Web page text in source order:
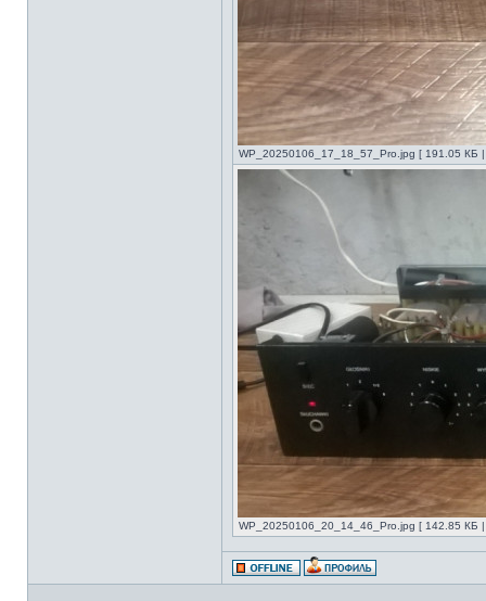
WP_20250106_17_18_57_Pro.jpg [ 191.05 КБ
WP_20250106_20_14_46_Pro.jpg [ 142.85 КБ